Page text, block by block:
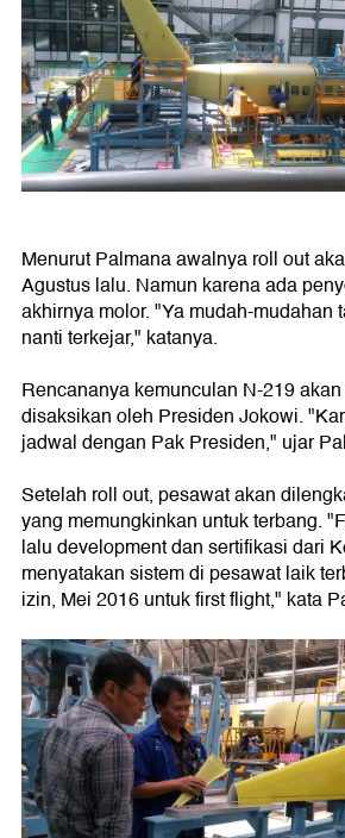
Menurut Palmana awalnya roll out
Agustus lalu. Namun karena ada
akhirnya molor. "Ya mudah-mudahan
nanti terkejar," katanya.
Rencananya kemunculan N-219
disaksikan oleh Presiden Jokowi.
jadwal dengan Pak Presiden," ujar
Setelah roll out, pesawat akan
yang memungkinkan untuk terbang.
lalu development dan sertifikasi dari
menyatakan sistem di pesawat laik
izin, Mei 2016 untuk first flight," kata